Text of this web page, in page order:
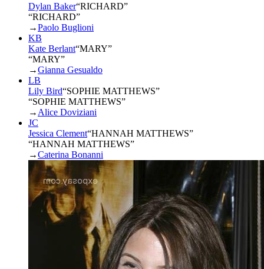
Dylan Baker“RICHARD”
“RICHARD”
→Paolo Buglioni
KB
Kate Berlant“MARY”
“MARY”
→Gianna Gesualdo
LB
Lily Bird“SOPHIE MATTHEWS”
“SOPHIE MATTHEWS”
→ Alice Doviziani
JC
Jessica Clement“HANNAH MATTHEWS”
“HANNAH MATTHEWS”
→Caterina Bonanni